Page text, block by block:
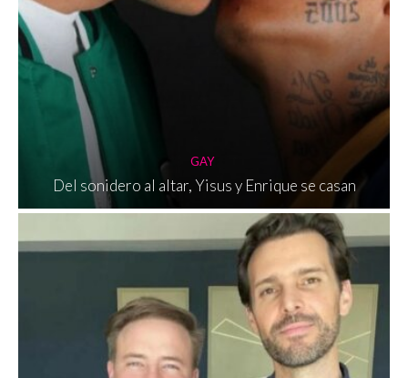
GAY
Del sonidero al altar, Yisus y Enrique se casan